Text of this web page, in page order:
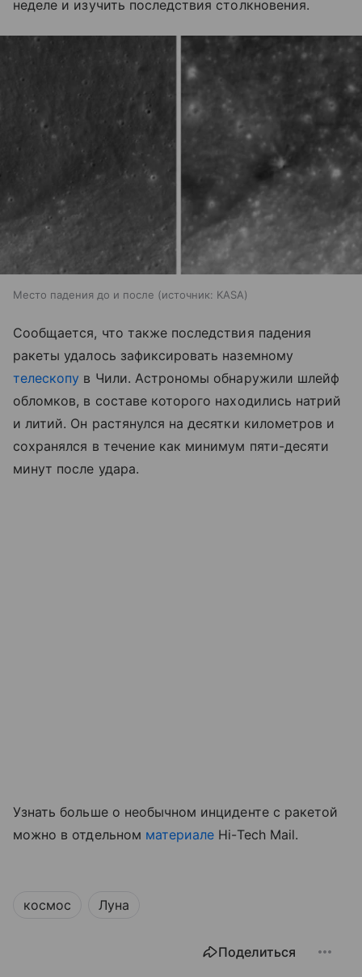
неделе и изучить последствия столкновения.
Место падения до и после источник: KASA
Сообщается, что также последствия падения
ракеты удалось зафиксировать наземному
телескопу в Чили. Астрономы обнаружили шлейф
обломков, в составе которого находились натрий
и литий. Он растянулся на десятки километров и
сохранялся в течение как минимум пяти-десяти
минут после удара.
Узнать больше о необычном инциденте с ракетой
можно в отдельном материале Hi-Tech Mail.
космос Луна
Поделиться